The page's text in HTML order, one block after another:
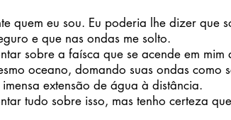
quem eu sou. Eu poderia lhe dizer que
e que nas ondas me solto.
sobre a faísca que se acende em mim
oceano, domando suas ondas como
extensão de água à distância.
tudo sobre isso, mas tenho certeza